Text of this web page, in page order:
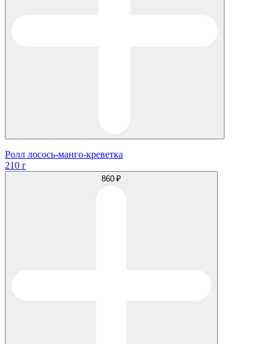
Ролл лосось-манго-креветка
210 г
860 ₽